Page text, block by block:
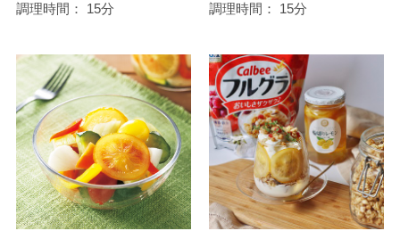
調理時間：
15分
調理時間：
15分